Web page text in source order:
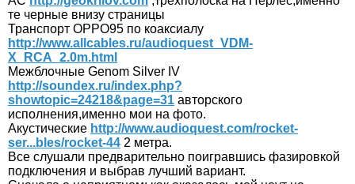
те черные внизу страницы
Транспорт OPPO95 по коаксиалу
http://www.allcables.ru/audioquest_VDM-
X_RCA_2.0m.html
Межблочные Genom Silver IV
http://soundex.ru/index.php?
showtopic=24218&page=31 авторского
исполнения,именно мои на фото.
Акустические http://www.audioquest.com/rocket-
ser...bles/rocket-44 2 метра.
Все слушали предварительно поигравшись фазировкой
подключения и выбрав лучший вариант.